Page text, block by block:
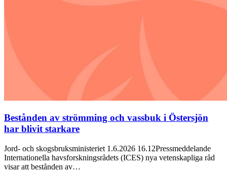
Bestånden av strömming och vassbuk i Östersjön
har blivit starkare
Jord- och skogsbruksministeriet 1.6.2026 16.12Pressmeddelande
Internationella havsforskningsrådets (ICES) nya vetenskapliga råd
visar att bestånden av…